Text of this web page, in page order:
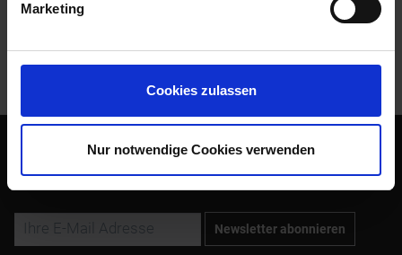
Marketing
Cookies zulassen
Nur notwendige Cookies verwenden
Abonnieren Sie den kostenlosen Newsletter und verpassen
Newsletter abonnieren